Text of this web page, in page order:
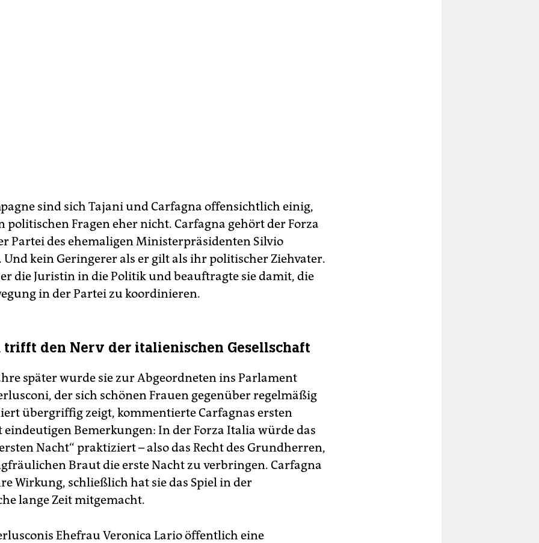
sind sich Tajani und Carfagna offensichtlich einig,
politischen Fragen eher nicht. Carfagna gehört der Forza
Partei des ehemaligen Ministerpräsidenten Silvio
Und kein Geringerer als er gilt als ihr politischer Ziehvater.
die Juristin in die Politik und beauftragte sie damit, die
in der Partei zu koordinieren.
trifft den Nerv der italienischen Gesellschaft
später wurde sie zur Abgeordneten ins Parlament
der sich schönen Frauen gegenüber regelmäßig
übergriffig zeigt, kommentierte Carfagnas ersten
Bemerkungen: In der Forza Italia würde das
Nacht“ praktiziert – also das Recht des Grundherren,
Braut die erste Nacht zu verbringen. Carfagna
Wirkung, schließlich hat sie das Spiel in der
lange Zeit mitgemacht.
Ehefrau Veronica Lario öffentlich eine